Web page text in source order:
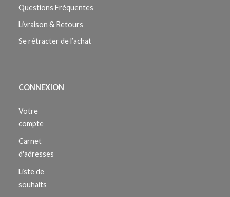
Questions Fréquentes
Livraison & Retours
Se rétracter de l’achat
CONNEXION
Votre
compte
Carnet
d'adresses
Liste de
souhaits